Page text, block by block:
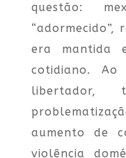
questão:
“adormecido”,
era mantida
cotidiano.
libertador,
aumento de
violência